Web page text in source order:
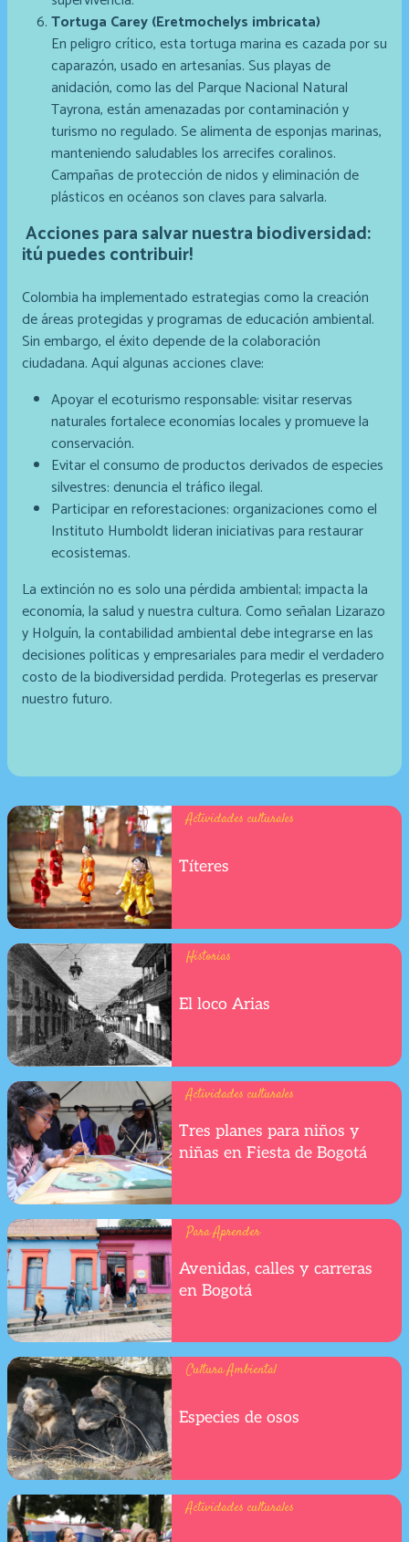
Tortuga Carey (Eretmochelys imbricata)
En peligro crítico, esta tortuga marina es cazada por su
caparazón, usado en artesanías. Sus playas de
anidación, como las del Parque Nacional Natural
Tayrona, están amenazadas por contaminación y
turismo no regulado. Se alimenta de esponjas marinas,
manteniendo saludables los arrecifes coralinos.
Campañas de protección de nidos y eliminación de
plásticos en océanos son claves para salvarla.
Acciones para salvar nuestra biodiversidad:
¡tú puedes contribuir!
Colombia ha implementado estrategias como la creación
de áreas protegidas y programas de educación ambiental.
Sin embargo, el éxito depende de la colaboración
ciudadana. Aquí algunas acciones clave:
Apoyar el ecoturismo responsable: visitar reservas
naturales fortalece economías locales y promueve la
conservación.
Evitar el consumo de productos derivados de especies
silvestres: denuncia el tráfico ilegal.
Participar en reforestaciones: organizaciones como el
Instituto Humboldt lideran iniciativas para restaurar
ecosistemas.
La extinción no es solo una pérdida ambiental; impacta la
economía, la salud y nuestra cultura. Como señalan Lizarazo
y Holguín, la contabilidad ambiental debe integrarse en las
decisiones políticas y empresariales para medir el verdadero
costo de la biodiversidad perdida. Protegerlas es preservar
nuestro futuro.
Actividades culturales
Títeres
Historias
El loco Arias
Actividades culturales
Tres planes para niños y
niñas en Fiesta de Bogotá
Para Aprender
Avenidas, calles y carreras
en Bogotá
Cultura Ambiental
Especies de osos
Actividades culturales